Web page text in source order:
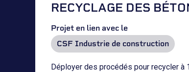
RECYCLAGE DES
Projet en lien avec le
CSF Industrie de construction
Déployer des procédés pour recycler à